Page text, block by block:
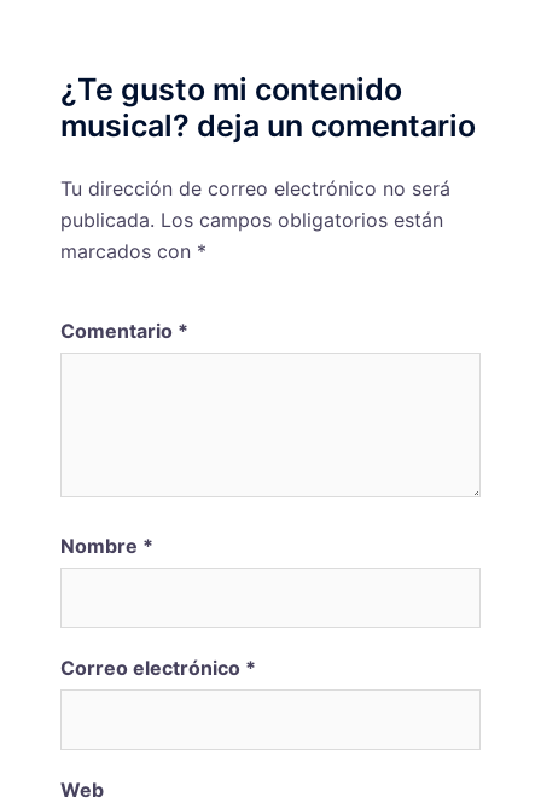
¿Te gusto mi contenido
musical? deja un comentario
Tu dirección de correo electrónico no será
publicada. Los campos obligatorios están
marcados con *
Comentario *
Nombre *
Correo electrónico *
Web